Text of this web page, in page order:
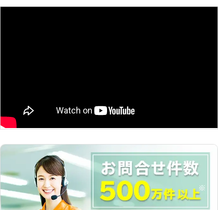
寧・迅速をモットーとしお客様のご希